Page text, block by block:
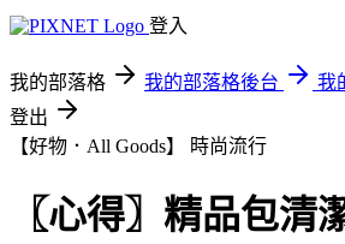
登入
我的部落格 我的部落格後台
我
登出
【好物．All Goods】
時尚流行
〖心得〗精品包清